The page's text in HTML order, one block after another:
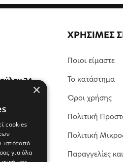
26,
ΧΡΗΣΙΜΕΣ
Ποιοι είμαστε
Το κατάστημα
Όροι χρήσης
Πολιτική
Πολιτική
Παραγγελίες
×
cookies
ιστότοπό
για όλα